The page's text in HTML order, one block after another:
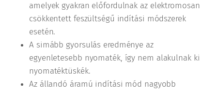
amelyek gyakran előfordulnak az elektromosan
csökkentett feszültségű indítási módszerek
esetén.
A simább gyorsulás eredménye az
egyenletesebb nyomaték, így nem alakulnak ki
nyomatéktüskék.
Az állandó áramú indítási mód nagyobb